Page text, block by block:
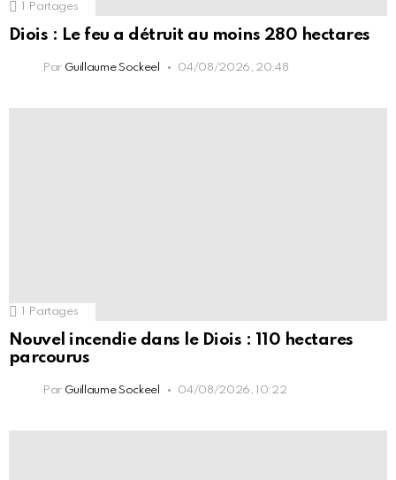
1 Partages
Diois : Le feu a détruit au moins 280 hectares
Par Guillaume Sockeel 04/08/2026, 20:48
1 Partages
Nouvel incendie dans le Diois : 110 hectares
parcourus
Par Guillaume Sockeel 04/08/2026, 10:22